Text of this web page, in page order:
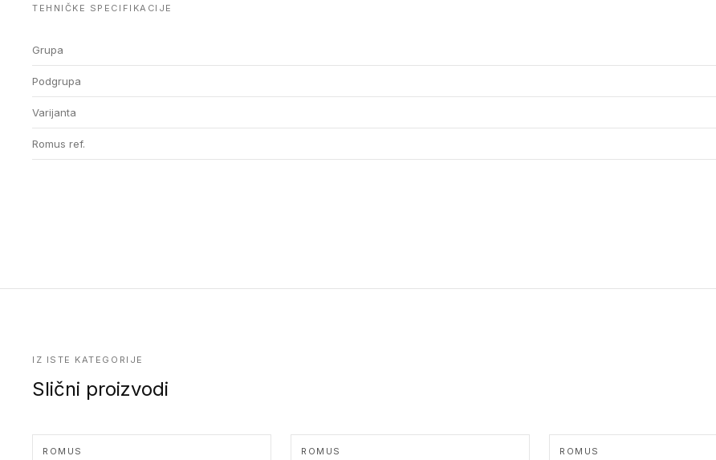
TEHNIČKE SPECIFIKACIJE
Grupa
Podgrupa
Varijanta
Romus ref.
IZ ISTE KATEGORIJE
Slični proizvodi
ROMUS ROMUS ROMUS